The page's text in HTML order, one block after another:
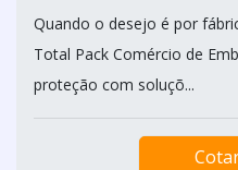
Quando o desejo é por
Total Pack Comércio de
proteção com soluçõ...